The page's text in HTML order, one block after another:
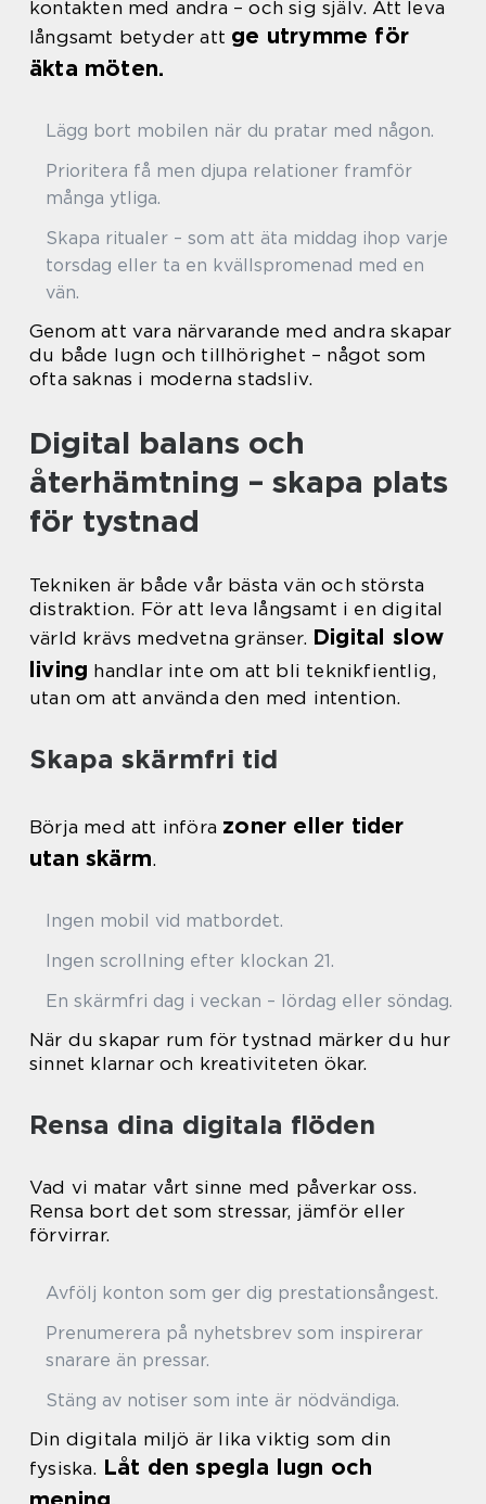
kontakten med andra – och sig själv. Att leva
långsamt betyder att ge utrymme för
äkta möten.
Lägg bort mobilen när du pratar med någon.
Prioritera få men djupa relationer framför
många ytliga.
Skapa ritualer – som att äta middag ihop varje
torsdag eller ta en kvällspromenad med en
vän.
Genom att vara närvarande med andra skapar
du både lugn och tillhörighet – något som
ofta saknas i moderna stadsliv.
Digital balans och
återhämtning – skapa plats
för tystnad
Tekniken är både vår bästa vän och största
distraktion. För att leva långsamt i en digital
värld krävs medvetna gränser. Digital slow
living handlar inte om att bli teknikfientlig,
utan om att använda den med intention.
Skapa skärmfri tid
Börja med att införa zoner eller tider
utan skärm.
Ingen mobil vid matbordet.
Ingen scrollning efter klockan 21.
En skärmfri dag i veckan – lördag eller söndag.
När du skapar rum för tystnad märker du hur
sinnet klarnar och kreativiteten ökar.
Rensa dina digitala flöden
Vad vi matar vårt sinne med påverkar oss.
Rensa bort det som stressar, jämför eller
förvirrar.
Avfölj konton som ger dig prestationsångest.
Prenumerera på nyhetsbrev som inspirerar
snarare än pressar.
Stäng av notiser som inte är nödvändiga.
Din digitala miljö är lika viktig som din
fysiska. Låt den spegla lugn och